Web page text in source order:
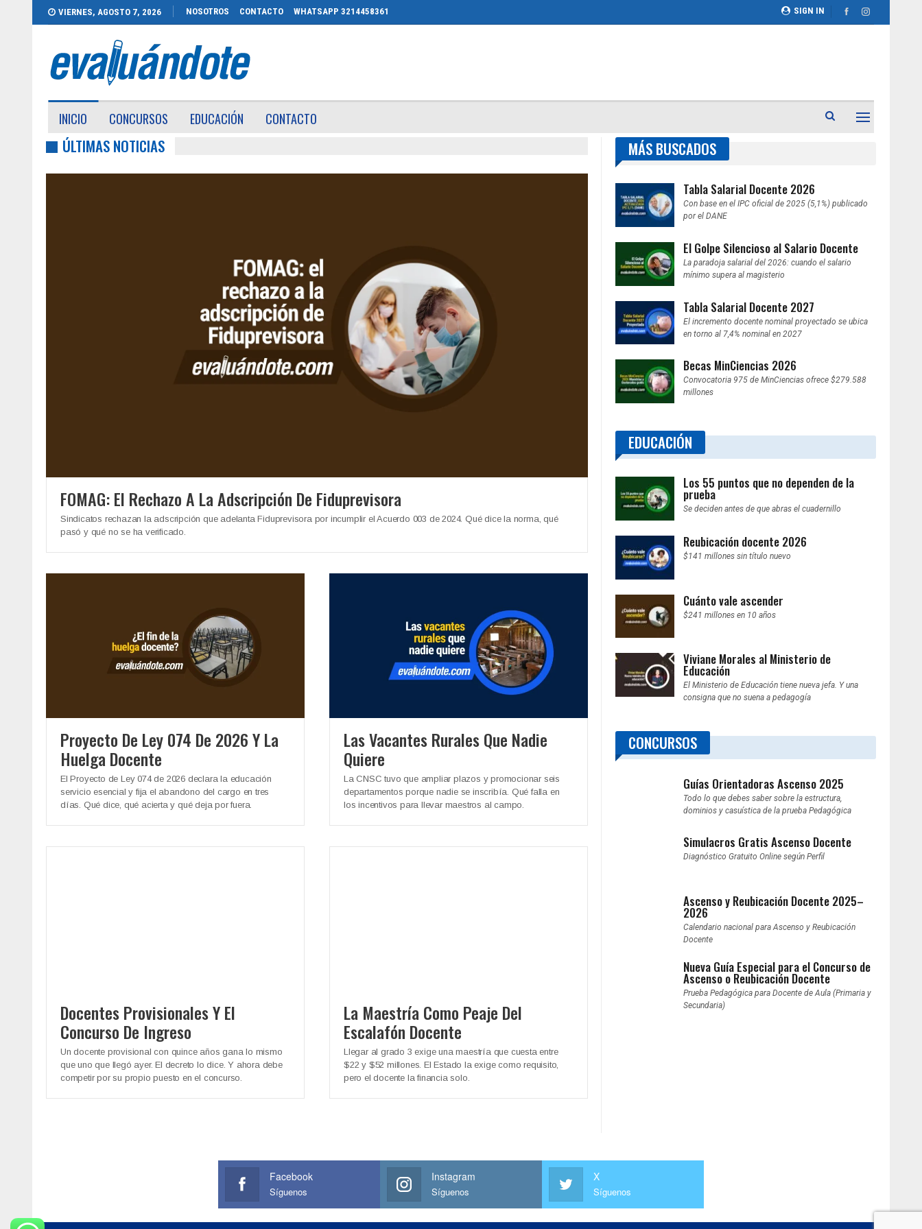
SIGN IN
VIERNES, AGOSTO 7, 2026 NOSOTROS CONTACTO WHATSAPP 3214458361
INICIO CONCURSOS EDUCACIÓN CONTACTO
ÚLTIMAS NOTICIAS
FOMAG: El Rechazo A La Adscripción De Fiduprevisora
Sindicatos rechazan la adscripción que adelanta Fiduprevisora por incumplir el Acuerdo 003 de 2024. Qué dice la norma, qué
pasó y qué no se ha verificado.
Proyecto De Ley 074 De 2026 Y La
Huelga Docente
El Proyecto de Ley 074 de 2026 declara la educación
servicio esencial y fija el abandono del cargo en tres
días. Qué dice, qué acierta y qué deja por fuera.
Las Vacantes Rurales Que Nadie
Quiere
La CNSC tuvo que ampliar plazos y promocionar seis
departamentos porque nadie se inscribía. Qué falla en
los incentivos para llevar maestros al campo.
Docentes Provisionales Y El
Concurso De Ingreso
Un docente provisional con quince años gana lo mismo
que uno que llegó ayer. El decreto lo dice. Y ahora debe
competir por su propio puesto en el concurso.
La Maestría Como Peaje Del
Escalafón Docente
Llegar al grado 3 exige una maestría que cuesta entre
$22 y $52 millones. El Estado la exige como requisito,
pero el docente la financia solo.
MÁS BUSCADOS
Tabla Salarial Docente 2026
Con base en el IPC oficial de 2025 (5,1%) publicado
por el DANE
El Golpe Silencioso al Salario Docente
La paradoja salarial del 2026: cuando el salario
mínimo supera al magisterio
Tabla Salarial Docente 2027
El incremento docente nominal proyectado se ubica
en torno al 7,4% nominal en 2027
Becas MinCiencias 2026
Convocatoria 975 de MinCiencias ofrece $279.588
millones
EDUCACIÓN
Los 55 puntos que no dependen de la
prueba
Se deciden antes de que abras el cuadernillo
Reubicación docente 2026
$141 millones sin título nuevo
Cuánto vale ascender
$241 millones en 10 años
Viviane Morales al Ministerio de
Educación
El Ministerio de Educación tiene nueva jefa. Y una
consigna que no suena a pedagogía
CONCURSOS
Guías Orientadoras Ascenso 2025
Todo lo que debes saber sobre la estructura,
dominios y casuística de la prueba Pedagógica
Simulacros Gratis Ascenso Docente
Diagnóstico Gratuito Online según Perfil
Ascenso y Reubicación Docente 2025–
2026
Calendario nacional para Ascenso y Reubicación
Docente
Nueva Guía Especial para el Concurso de
Ascenso o Reubicación Docente
Prueba Pedagógica para Docente de Aula (Primaria y
Secundaria)
Facebook
Síguenos
Instagram
Síguenos
X
Síguenos